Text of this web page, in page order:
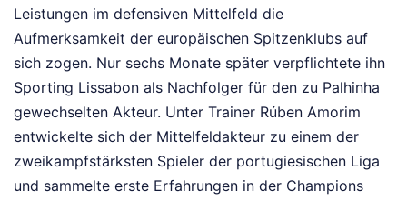
Leistungen im defensiven Mittelfeld die
Aufmerksamkeit der europäischen Spitzenklubs auf
sich zogen. Nur sechs Monate später verpflichtete ihn
Sporting Lissabon als Nachfolger für den zu Palhinha
gewechselten Akteur. Unter Trainer Rúben Amorim
entwickelte sich der Mittelfeldakteur zu einem der
zweikampfstärksten Spieler der portugiesischen Liga
und sammelte erste Erfahrungen in der Champions